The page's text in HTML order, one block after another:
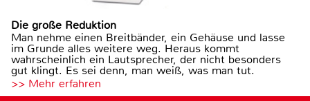
Die große Reduktion
Man nehme einen Breitbänder, ein Gehäuse und lasse
im Grunde alles weitere weg. Heraus kommt
wahrscheinlich ein Lautsprecher, der nicht besonders
gut klingt. Es sei denn, man weiß, was man tut.
>> Mehr erfahren